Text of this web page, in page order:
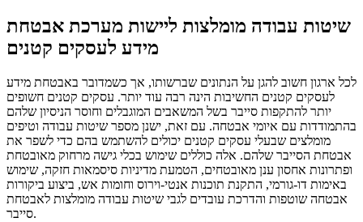
שיטות עבודה מומלצות ליישות מערכת אבטחת
מידע לעסקים קטנים
לכל ארגון חשוב להגן על הנתונים שברשותו, אך כשמדובר באבטחת מידע
לעסקים קטנים החשיבות הינה רבה עוד יותר. עסקים קטנים חשופים
יותר להתקפות סייבר בשל המשאבים המוגבלים וחוסר הניסיון שלהם
בהתמודדות עם איומי אבטחה. עם זאת, ישנן מספר שיטות עבודה וטיפים
מומלצים שבעלי עסקים קטנים יכולים להשתמש בהם כדי לשפר את
אבטחת הסייבר שלהם. אלה כוללים שימוש בכלי גישה מרחוק מאובטחת
ופתרונות אחסון ענן מאובטחים, הטמעת מדיניות סיסמאות חזקה, שימוש
באימות דו-גורמי, התקנת תוכנות אנטי-וירוס וחומות אש, ביצוע ביקורות
אבטחה שוטפות והדרכת עובדים לגבי שיטות עבודה מומלצות לאבטחת
סייבר.